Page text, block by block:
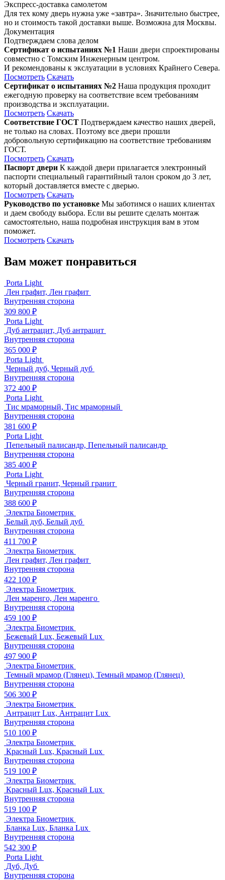
Экспресс-доставка самолетом
Для тех кому дверь нужна уже «завтра». Значительно быстрее,
но и стоимость такой доставки выше. Возможна для Москвы.
Документация
Подтверждаем слова делом
Сертификат о испытаниях №1 Наши двери спроектированы
совместно с Томским Инженерным центром.
И рекомендованы к экслуатации в условиях Крайнего Севера.
Посмотреть Скачать
Сертификат о испытаниях №2 Наша продукция проходит
ежегодную проверку на соответствие всем требованиям
производства и эксплуатации.
Посмотреть Скачать
Соответствие ГОСТ Подтверждаем качество наших дверей,
не только на словах. Поэтому все двери прошли
добровольную сертификацию на соответствие требованиям
ГОСТ.
Посмотреть Скачать
Паспорт двери К каждой двери прилагается электронный
паспорти специальный гарантийный талон сроком до 3 лет,
который доставляется вместе с дверью.
Посмотреть Скачать
Руководство по установке Мы заботимся о наших клиентах
и даем свободу выбора. Если вы решите сделать монтаж
самостоятельно, наша подробная инструкция вам в этом
поможет.
Посмотреть Скачать
Вам может понравиться
Porta Light
Лен графит, Лен графит
Внутренняя сторона
309 800 ₽
Porta Light
Дуб антрацит, Дуб антрацит
Внутренняя сторона
365 000 ₽
Porta Light
Черный дуб, Черный дуб
Внутренняя сторона
372 400 ₽
Porta Light
Тис мраморный, Тис мраморный
Внутренняя сторона
381 600 ₽
Porta Light
Пепельный палисандр, Пепельный палисандр
Внутренняя сторона
385 400 ₽
Porta Light
Черный гранит, Черный гранит
Внутренняя сторона
388 600 ₽
Электра Биометрик
Белый дуб, Белый дуб
Внутренняя сторона
411 700 ₽
Электра Биометрик
Лен графит, Лен графит
Внутренняя сторона
422 100 ₽
Электра Биометрик
Лен маренго, Лен маренго
Внутренняя сторона
459 100 ₽
Электра Биометрик
Бежевый Lux, Бежевый Lux
Внутренняя сторона
497 900 ₽
Электра Биометрик
Темный мрамор (Глянец), Темный мрамор (Глянец)
Внутренняя сторона
506 300 ₽
Электра Биометрик
Антрацит Lux, Антрацит Lux
Внутренняя сторона
510 100 ₽
Электра Биометрик
Красный Lux, Красный Lux
Внутренняя сторона
519 100 ₽
Электра Биометрик
Красный Lux, Красный Lux
Внутренняя сторона
519 100 ₽
Электра Биометрик
Бланка Lux, Бланка Lux
Внутренняя сторона
542 300 ₽
Porta Light
Дуб, Дуб
Внутренняя сторона